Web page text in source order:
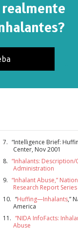
“Intelligence Brief:
Center, Nov 2001
“Inhalants: Description/
Administration
“Inhalant Abuse,”
Research Report Series
“Huffing—Inhalants,”
America
“NIDA InfoFacts:
Abuse
DE AYUDAR